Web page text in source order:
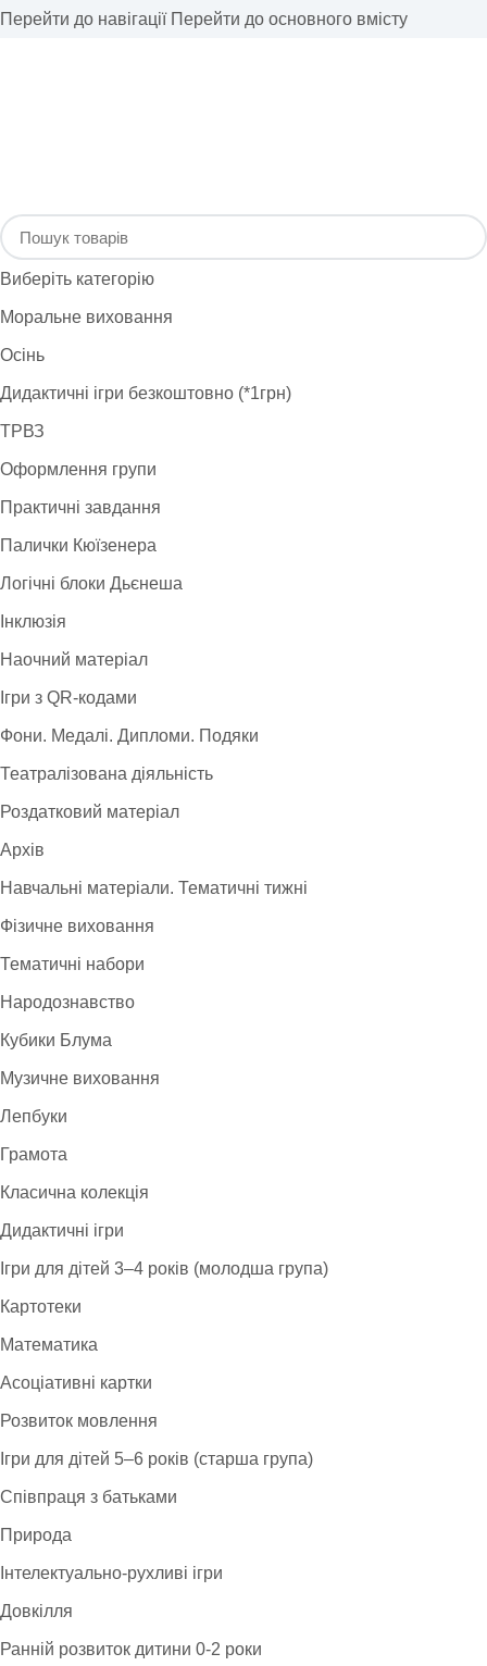
Перейти до навігації Перейти до основного вмісту
Виберіть категорію
Моральне виховання
Осінь
Дидактичні ігри безкоштовно (*1грн)
ТРВЗ
Оформлення групи
Практичні завдання
Палички Кюїзенера
Логічні блоки Дьєнеша
Інклюзія
Наочний матеріал
Ігри з QR-кодами
Фони. Медалі. Дипломи. Подяки
Театралізована діяльність
Роздатковий матеріал
Архів
Навчальні матеріали. Тематичні тижні
Фізичне виховання
Тематичні набори
Народознавство
Кубики Блума
Музичне виховання
Лепбуки
Грамота
Класична колекція
Дидактичні ігри
Ігри для дітей 3–4 років (молодша група)
Картотеки
Математика
Асоціативні картки
Розвиток мовлення
Ігри для дітей 5–6 років (старша група)
Співпраця з батьками
Природа
Інтелектуально-рухливі ігри
Довкілля
Ранній розвиток дитини 0-2 роки